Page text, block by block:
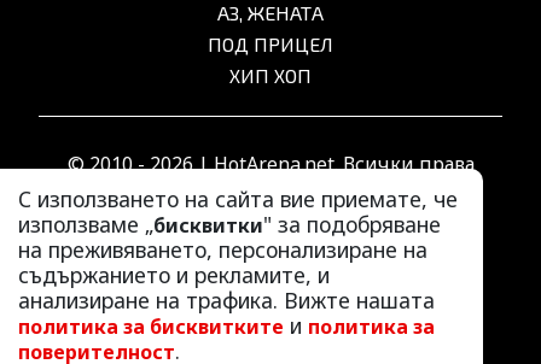
С използването на сайта вие приемате, че
използваме „бисквитки" за подобряване
на преживяването, персонализиране на
съдържанието и рекламите, и
анализиране на трафика. Вижте нашата
политика за бисквитките и политика за
поверителност.
АЗ, ЖЕНАТА
ПОД ПРИЦЕЛ
ХИП ХОП
© 2010 - 2026 | HotArena.net. Всички права
запазени.
РЕКЛАМА
КОНТАКТИ
ОБЩИ УСЛОВИЯ
ПОЛИТИКА ЗА ПОВЕРИТЕЛНОСТ